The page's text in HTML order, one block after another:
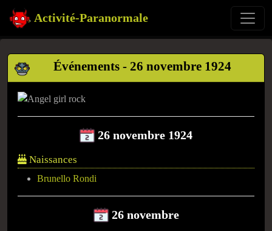
Activité-Paranormale
Événements - 26 novembre 1924
26 novembre 1924
Naissances
Brunello Rondi
26 novembre